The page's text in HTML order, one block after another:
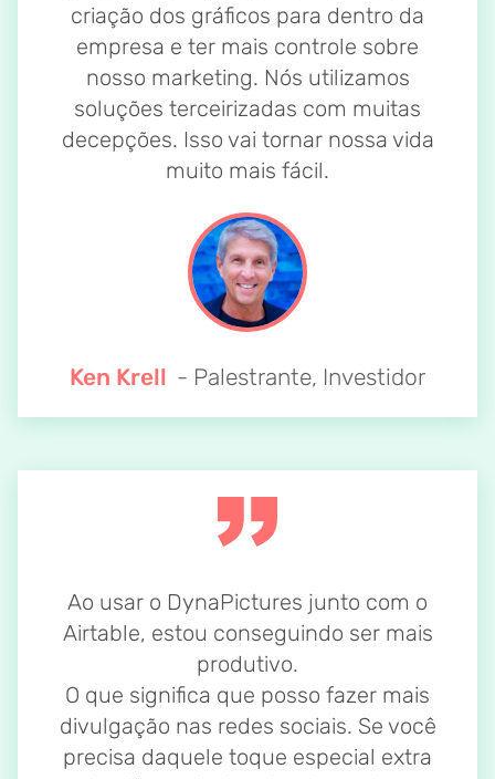
criação dos gráficos para dentro da
empresa e ter mais controle sobre
nosso marketing. Nós utilizamos
soluções terceirizadas com muitas
decepções. Isso vai tornar nossa vida
muito mais fácil.
Ken Krell - Palestrante, Investidor
Ao usar o DynaPictures junto com o
Airtable, estou conseguindo ser mais
produtivo.
O que significa que posso fazer mais
divulgação nas redes sociais. Se você
precisa daquele toque especial extra